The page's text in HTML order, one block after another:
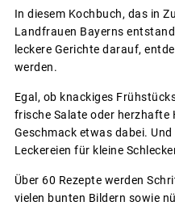
In diesem Kochbuch, das in
Landfrauen Bayerns
leckere Gerichte darauf,
werden.
Egal, ob knackiges
frische Salate oder herzhafte
Geschmack etwas dabei.
Leckereien für kleine
Über 60 Rezepte werden
vielen bunten Bildern sowie